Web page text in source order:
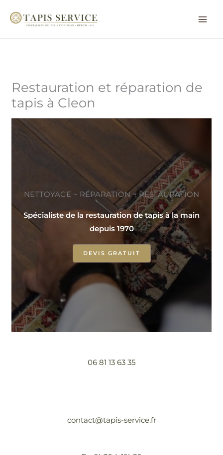
Restauration et réparation de
tapis à Cleon
NETTOYAGE ~ RÉPARATION ~ RESTAURATION
Spécialiste de la restauration de tapis à la main
depuis 1970
DEVIS GRATUIT
06 81 13 63 35
contact@tapis-service.fr